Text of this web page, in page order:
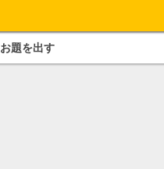
お題を出す